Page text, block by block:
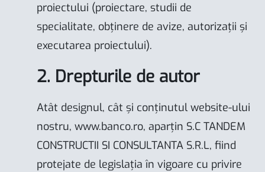
proiectului (proiectare, studii de
specialitate, obținere de avize, autorizații și
executarea proiectului).
2. Drepturile de autor
Atât designul, cât și conținutul website-ului
nostru,www.banco.ro, aparțin S.C TANDEM
CONSTRUCTII SI CONSULTANTA S.R.L, fiind
protejate de legislația în vigoare cu privire